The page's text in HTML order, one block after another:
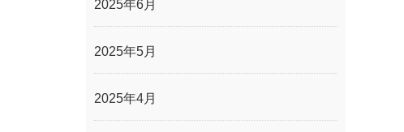
2025年6月
2025年5月
2025年4月